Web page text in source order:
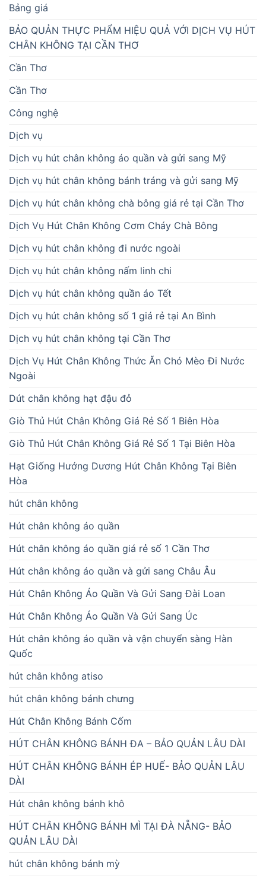
Bảng giá
BẢO QUẢN THỰC PHẨM HIỆU QUẢ VỚI DỊCH VỤ HÚT
CHÂN KHÔNG TẠI CẦN THƠ
Cần Thơ
Cần Thơ
Công nghệ
Dịch vụ
Dịch vụ hút chân không áo quần và gửi sang Mỹ
Dịch vụ hút chân không bánh tráng và gửi sang Mỹ
Dịch vụ hút chân không chà bông giá rẻ tại Cần Thơ
Dịch Vụ Hút Chân Không Cơm Cháy Chà Bông
Dịch vụ hút chân không đi nước ngoài
Dịch vụ hút chân không nấm linh chi
Dịch vụ hút chân không quần áo Tết
Dịch vụ hút chân không số 1 giá rẻ tại An Bình
Dịch vụ hút chân không tại Cần Thơ
Dịch Vụ Hút Chân Không Thức Ăn Chó Mèo Đi Nước
Ngoài
Dút chân không hạt đậu đỏ
Giò Thủ Hút Chân Không Giá Rẻ Số 1 Biên Hòa
Giò Thủ Hút Chân Không Giá Rẻ Số 1 Tại Biên Hòa
Hạt Giống Hướng Dương Hút Chân Không Tại Biên
Hòa
hút chân không
Hút chân không áo quần
Hút chân không áo quần giá rẻ số 1 Cần Thơ
Hút chân không áo quần và gửi sang Châu Âu
Hút Chân Không Áo Quần Và Gửi Sang Đài Loan
Hút Chân Không Áo Quần Và Gửi Sang Úc
Hút chân không áo quần và vận chuyển sàng Hàn
Quốc
hút chân không atiso
hút chân không bánh chưng
Hút Chân Không Bánh Cốm
HÚT CHÂN KHÔNG BÁNH ĐA – BẢO QUẢN LÂU DÀI
HÚT CHÂN KHÔNG BÁNH ÉP HUẾ- BẢO QUẢN LÂU
DÀI
Hút chân không bánh khô
HÚT CHÂN KHÔNG BÁNH MÌ TẠI ĐÀ NẴNG- BẢO
QUẢN LÂU DÀI
hút chân không bánh mỳ